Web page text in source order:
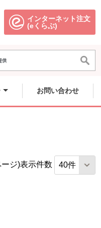
ドウで開きます。
インターネット注文
(eくらぶ)別のウィンドウ
お問い合わせ
ジ)表示件数